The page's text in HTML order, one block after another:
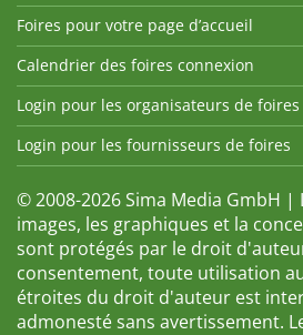
Foires pour votre page d’accueil
Calendrier des foires connexion
Login pour les organisateurs de foires
Login pour les fournisseurs de foires
© 2008-2026 Sima Media GmbH |
images, les graphiques et la
sont protégés par le droit
consentement, toute utilisation
étroites du droit d'auteur est
admonesté sans avertissement.